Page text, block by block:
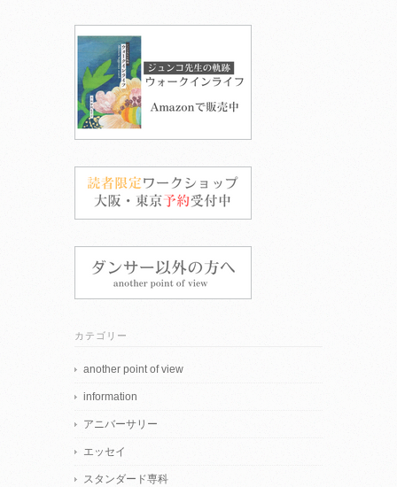
カテゴリー
another point of view
information
アニバーサリー
エッセイ
スタンダード専科